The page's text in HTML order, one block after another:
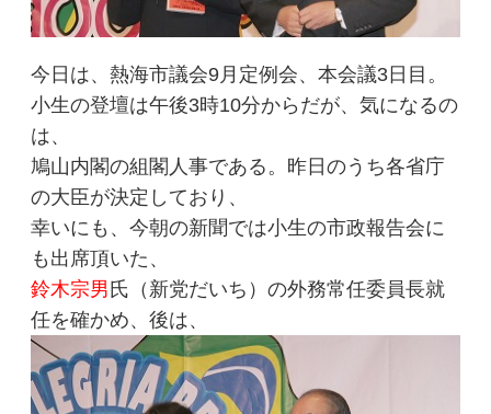
今日は、熱海市議会9月定例会、本会議3日目。
小生の登壇は午後3時10分からだが、気になるの
は、
鳩山内閣の組閣人事である。昨日のうち各省庁
の大臣が決定しており、
幸いにも、今朝の新聞では小生の市政報告会に
も出席頂いた、
鈴木宗男氏（新党だいち）の外務常任委員長就
任を確かめ、後は、